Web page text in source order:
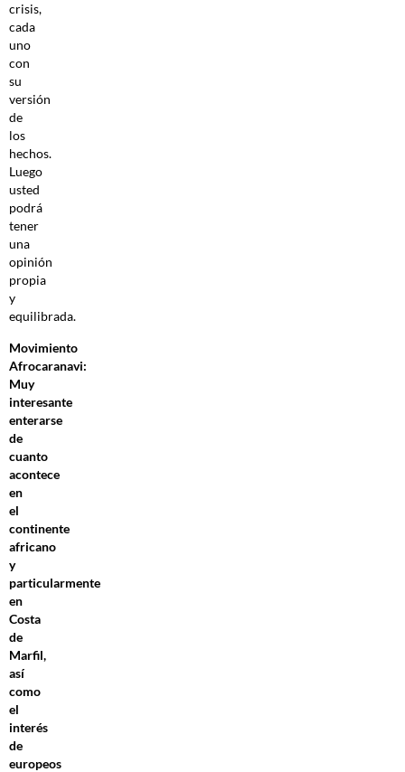
crisis,
cada
uno
con
su
versión
de
los
hechos.
Luego
usted
podrá
tener
una
opinión
propia
y
equilibrada.
Movimiento
Afrocaranavi:
Muy
interesante
enterarse
de
cuanto
acontece
en
el
continente
africano
y
particularmente
en
Costa
de
Marfil,
así
como
el
interés
de
europeos